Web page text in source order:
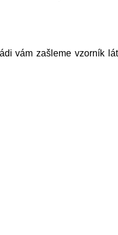
vám zašleme vzorník